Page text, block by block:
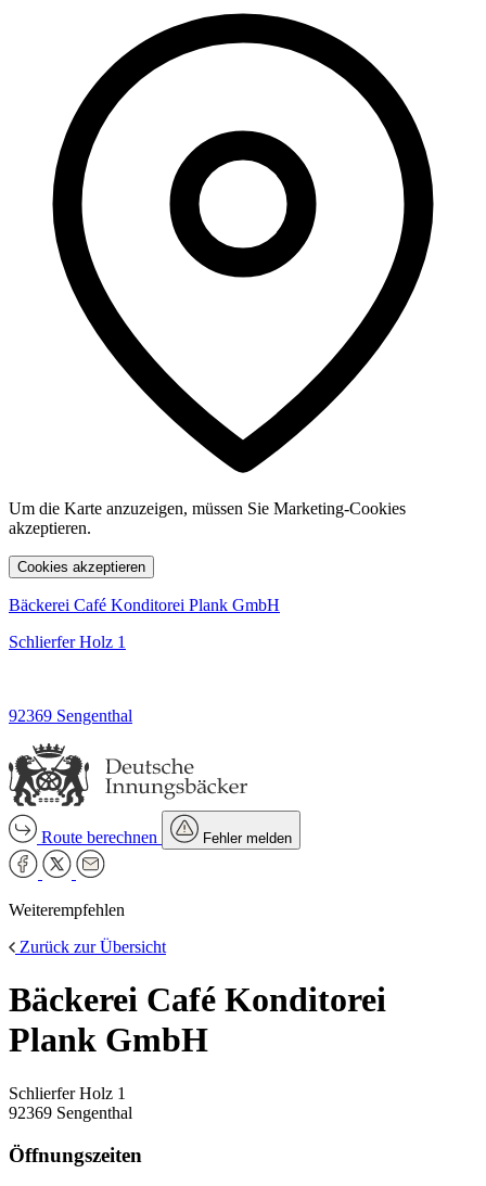
Um die Karte anzuzeigen, müssen Sie Marketing-Cookies
akzeptieren.
Cookies akzeptieren
Bäckerei Café Konditorei Plank GmbH
Schlierfer Holz 1
92369 Sengenthal
Route berechnen Fehler melden
Weiterempfehlen
Zurück zur Übersicht
Bäckerei Café Konditorei
Plank GmbH
Schlierfer Holz 1
92369 Sengenthal
Öffnungszeiten